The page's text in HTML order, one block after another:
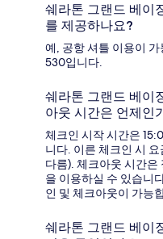
쉐라톤 그랜드 베이
를 제공하나요?
예, 공항 셔틀 이용이
530입니다.
쉐라톤 그랜드 베이
아웃 시간은 언제인
체크인 시작 시간은
니다. 이른 체크인 시
다름). 체크아웃 시간은
을 이용하실 수 있습니
인 및 체크아웃이 가능
쉐라톤 그랜드 베이